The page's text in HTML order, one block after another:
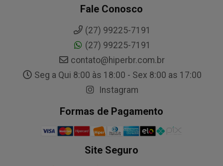
Fale Conosco
(27) 99225-7191
(27) 99225-7191
contato@hiperbr.com.br
Seg a Qui 8:00 às 18:00 - Sex 8:00 as 17:00
Instagram
Formas de Pagamento
Site Seguro